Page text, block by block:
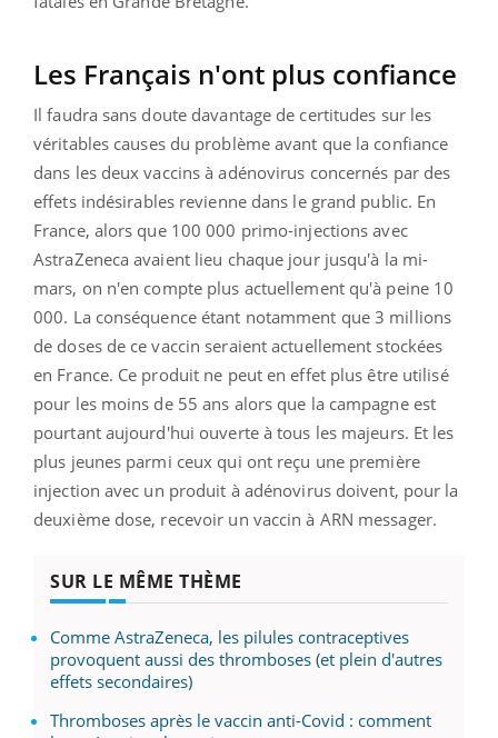
Les Français n'ont plus confiance
Il faudra sans doute davantage de certitudes sur les
véritables causes du problème avant que la confiance
dans les deux vaccins à adénovirus concernés par des
effets indésirables revienne dans le grand public. En
France, alors que 100 000 primo-injections avec
AstraZeneca avaient lieu chaque jour jusqu'à la mi-
mars, on n'en compte plus actuellement qu'à peine 10
000. La conséquence étant notamment que 3 millions
de doses de ce vaccin seraient actuellement stockées
en France. Ce produit ne peut en effet plus être utilisé
pour les moins de 55 ans alors que la campagne est
pourtant aujourd'hui ouverte à tous les majeurs. Et les
plus jeunes parmi ceux qui ont reçu une première
injection avec un produit à adénovirus doivent, pour la
deuxième dose, recevoir un vaccin à ARN messager.
SUR LE MÊME THÈME
Comme AstraZeneca, les pilules contraceptives
provoquent aussi des thromboses (et plein d'autres
effets secondaires)
Thromboses après le vaccin anti-Covid : comment